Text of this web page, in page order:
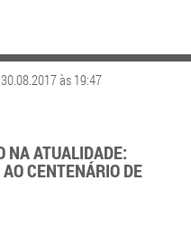
às 19:47
NA ATUALIDADE:
CENTENÁRIO DE